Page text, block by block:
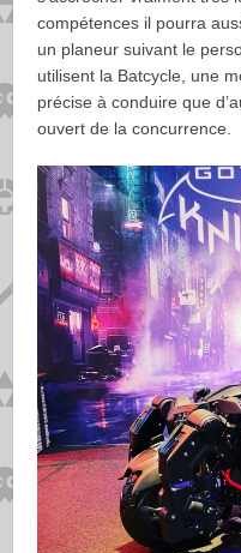
compétences il pourra
un planeur suivant le
utilisent la Batcycle, une
précise à conduire que
ouvert de la concurrence.